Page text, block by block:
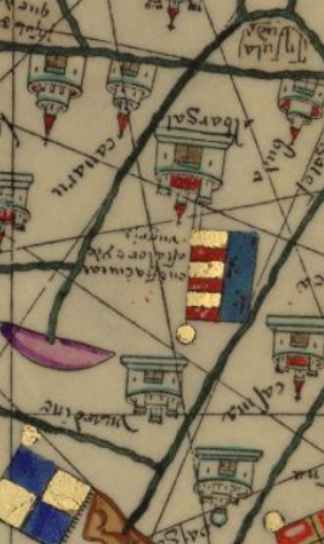
Skip to main content